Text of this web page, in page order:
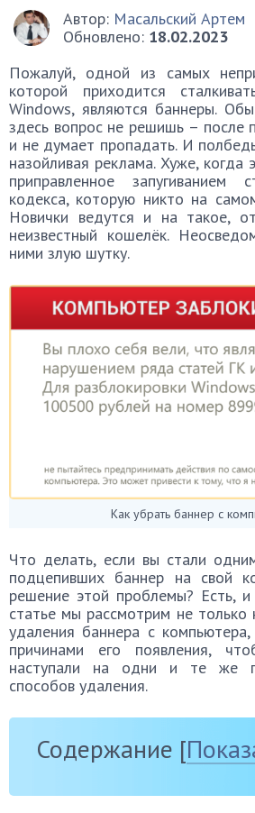
Автор: Масальский Артем
Обновлено: 18.02.2023
Пожалуй, одной из самых
которой приходится
Windows, являются баннеры.
здесь вопрос не решишь – после
и не думает пропадать. И
назойливая реклама. Хуже, когда
приправленное запугиванием
кодекса, которую никто на
Новички ведутся и на такое,
неизвестный кошелёк.
ними злую шутку.
Как убрать баннер с
Что делать, если вы стали
подцепивших баннер на свой
решение этой проблемы? Есть,
статье мы рассмотрим не только
удаления баннера с
причинами его появления,
наступали на одни и те же
способов удаления.
Содержание [